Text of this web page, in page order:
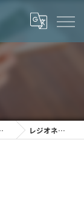
レジオネラ菌